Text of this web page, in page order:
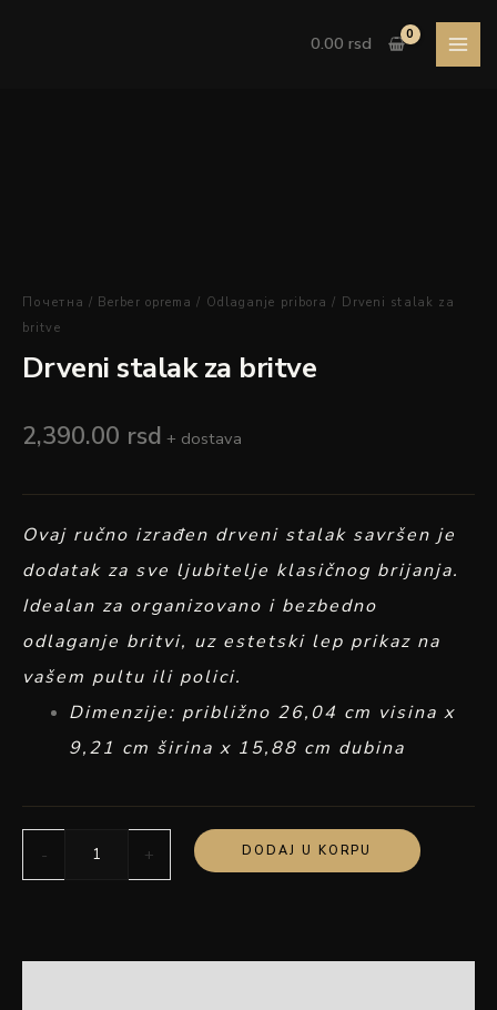
0.00 rsd
Почетна / Berber oprema / Odlaganje pribora / Drveni stalak za
britve
Drveni stalak za britve
2,390.00 rsd + dostava
Ovaj ručno izrađen drveni stalak savršen je
dodatak za sve ljubitelje klasičnog brijanja.
Idealan za organizovano i bezbedno
odlaganje britvi, uz estetski lep prikaz na
vašem pultu ili polici.
Dimenzije: približno 26,04 cm visina x
9,21 cm širina x 15,88 cm dubina
- + DODAJ U KORPU